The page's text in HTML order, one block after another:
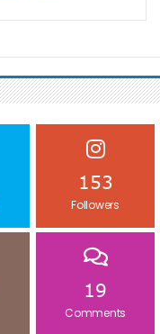
153
Followers
19
Comments